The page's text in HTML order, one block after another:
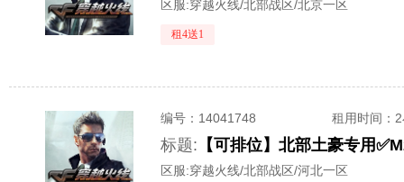
区服:穿越火线/北部战区/北京一区
租4送1
编号： 14041748 租用时间 ：
标题:
区服:穿越火线/北部战区/河北一区